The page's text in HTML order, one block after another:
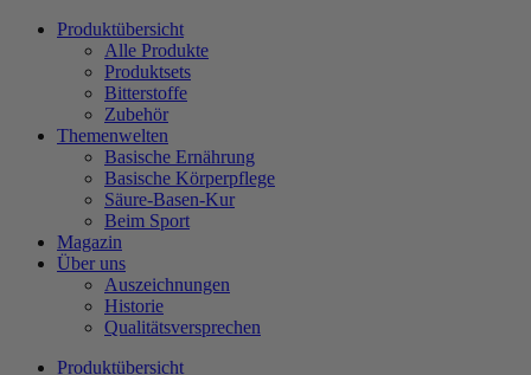
Zum
Produktübersicht
Alle Produkte
Produktsets
Bitterstoffe
Zubehör
Themenwelten
Basische Ernährung
Basische Körperpflege
Säure-Basen-Kur
Beim Sport
Magazin
Über uns
Auszeichnungen
Historie
Qualitätsversprechen
Produktübersicht